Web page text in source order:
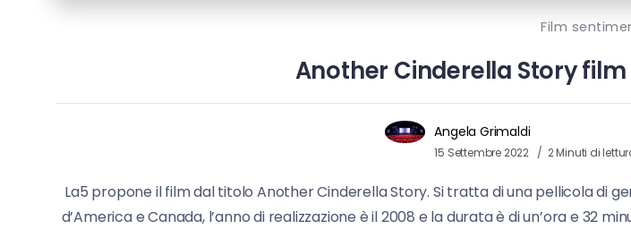
Film
Another Cinderella Story
Angela Grimaldi
15 Settembre 2022 2 Minuti di
La5 propone il film dal titolo Another Cinderella Story. Si tratta di una pellicola di
d’America e Canada, l’anno di realizzazione è il 2008 e la durata è di un’ora e 32